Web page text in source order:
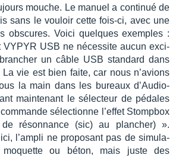
mouche. Le manuel a conti­nué de
sans le vouloir cette fois-ci, avec une
obscures. Voici quelques exemples :
VYPYR USB ne néces­site aucun exci­
un câble USB stan­dard dans
vie est bien faite, car nous n’avions
la main dans les bureaux d’Au­dio­
main­te­nant le sélec­teur de pédales
sélec­tionne l’ef­fet Stomp­box
de réson­nance (sic) au plan­cher) ».
l’am­pli ne propo­sant pas de simu­la­
ou béton, mais juste des